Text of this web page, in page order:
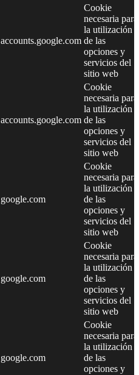
accounts.google.com
Cookie
necesaria para
la utilización
de las
opciones y
servicios del
sitio web
accounts.google.com
Cookie
necesaria para
la utilización
de las
opciones y
servicios del
sitio web
google.com
Cookie
necesaria para
la utilización
de las
opciones y
servicios del
sitio web
google.com
Cookie
necesaria para
la utilización
de las
opciones y
servicios del
sitio web
google.com
Cookie
necesaria para
la utilización
de las
opciones y